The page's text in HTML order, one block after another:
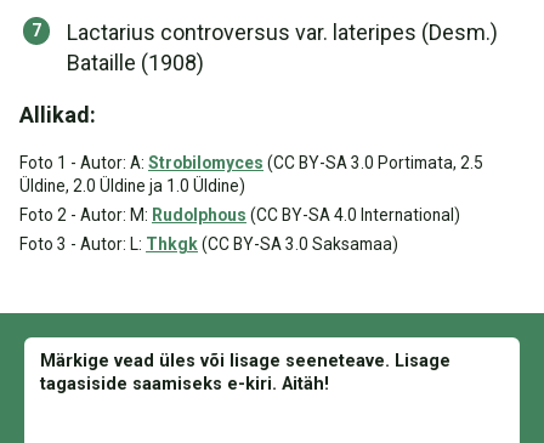
Lactarius controversus var. lateripes (Desm.)
Bataille (1908)
Allikad:
Foto 1 - Autor: A: Strobilomyces (CC BY-SA 3.0 Portimata, 2.5
Üldine, 2.0 Üldine ja 1.0 Üldine)
Foto 2 - Autor: M: Rudolphous (CC BY-SA 4.0 International)
Foto 3 - Autor: L: Thkgk(CC BY-SA 3.0 Saksamaa)